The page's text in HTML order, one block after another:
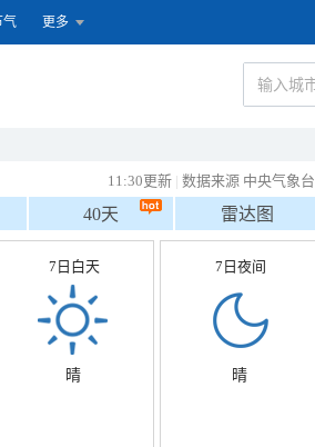
气 更多
11:30更新 | 数据来源 中央气象台
40天 雷达图
7日白天
晴
7日夜间
晴